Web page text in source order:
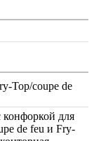
Top/coupe de
конфоркой для
de feu и Fry-